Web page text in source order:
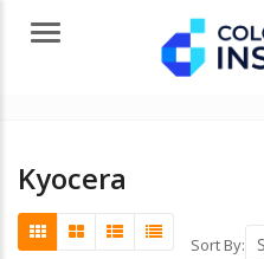
Menu
Kyocera
Sort By: